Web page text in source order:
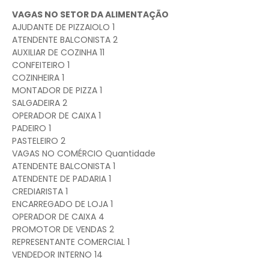
VAGAS NO SETOR DA ALIMENTAÇÃO
AJUDANTE DE PIZZAIOLO 1
ATENDENTE BALCONISTA 2
AUXILIAR DE COZINHA 11
CONFEITEIRO 1
COZINHEIRA 1
MONTADOR DE PIZZA 1
SALGADEIRA 2
OPERADOR DE CAIXA 1
PADEIRO 1
PASTELEIRO 2
VAGAS NO COMÉRCIO Quantidade
ATENDENTE BALCONISTA 1
ATENDENTE DE PADARIA 1
CREDIARISTA 1
ENCARREGADO DE LOJA 1
OPERADOR DE CAIXA 4
PROMOTOR DE VENDAS 2
REPRESENTANTE COMERCIAL 1
VENDEDOR INTERNO 14